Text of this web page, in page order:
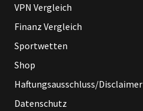
VPN Vergleich
Finanz Vergleich
Sportwetten
Shop
Haftungsausschluss/Disclaimer
Datenschutz